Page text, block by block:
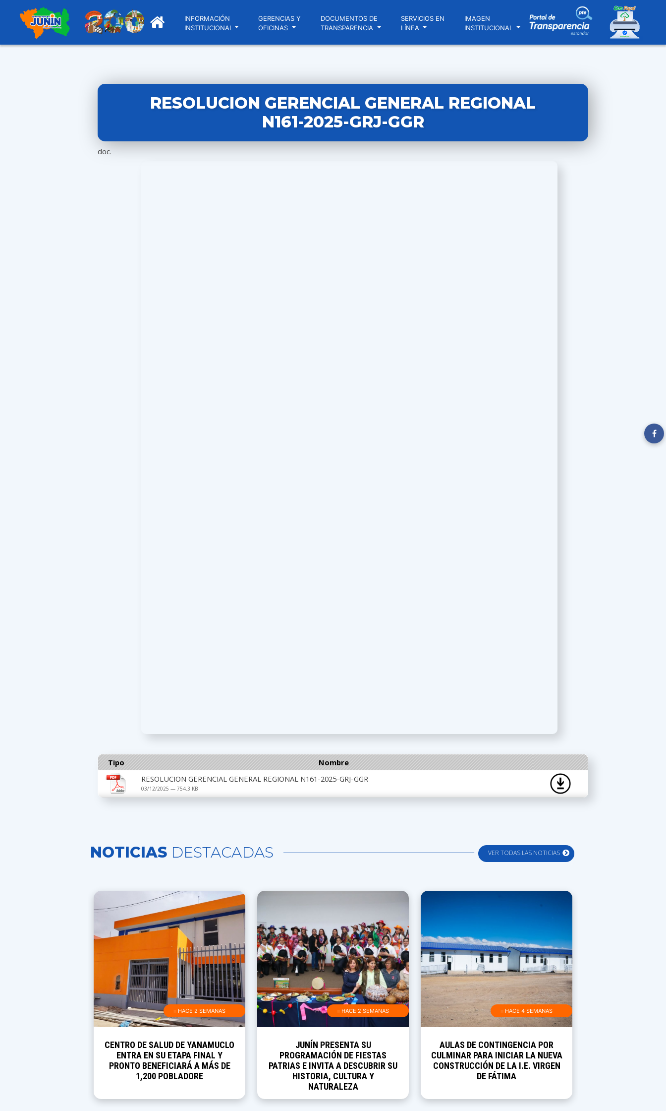
INFORMACIÓN
INSTITUCIONAL
GERENCIAS Y
OFICINAS
DOCUMENTOS DE
TRANSPARENCIA
SERVICIOS EN
LÍNEA
IMAGEN
INSTITUCIONAL
RESOLUCION GERENCIAL GENERAL REGIONAL
N161-2025-GRJ-GGR
doc.
Tipo
Nombre
RESOLUCION GERENCIAL GENERAL REGIONAL N161-2025-GRJ-GGR
03/12/2025 — 754.3 KB
VER TODAS LAS NOTICIAS
NOTICIAS DESTACADAS
≡ HACE 2 SEMANAS
CENTRO DE SALUD DE YANAMUCLO
ENTRA EN SU ETAPA FINAL Y
PRONTO BENEFICIARÁ A MÁS DE
1,200 POBLADORE
≡ HACE 2 SEMANAS
JUNÍN PRESENTA SU
PROGRAMACIÓN DE FIESTAS
PATRIAS E INVITA A DESCUBRIR SU
HISTORIA, CULTURA Y
NATURALEZA
≡ HACE 4 SEMANAS
AULAS DE CONTINGENCIA POR
CULMINAR PARA INICIAR LA NUEVA
CONSTRUCCIÓN DE LA I.E. VIRGEN
DE FÁTIMA